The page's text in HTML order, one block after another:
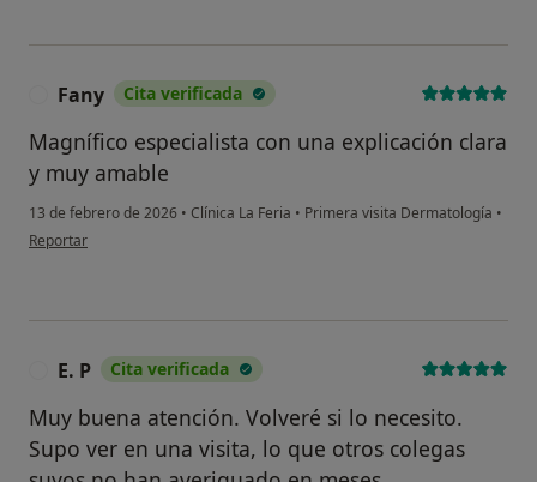
Fany Cita verificada
Magnífico especialista con una explicación clara
y muy amable
13 de febrero de 2026 • Clínica La Feria • Primera visita Dermatología •
en opinión del usuario Fany
Reportar
E. P Cita verificada
Muy buena atención. Volveré si lo necesito.
Supo ver en una visita, lo que otros colegas